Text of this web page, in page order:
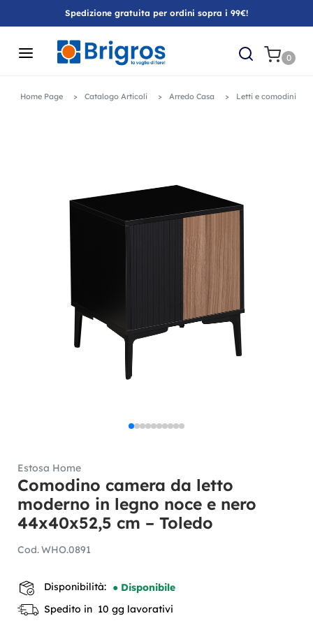
Spedizione gratuita per ordini sopra i 99€!
0
Home Page Catalogo Articoli Arredo Casa Letti e comodini
Estosa Home
Comodino camera da letto
moderno in legno noce e nero
44x40x52,5 cm – Toledo
Cod.WHO.0891
Disponibilità: ● Disponibile
Spedito in 10 gg lavorativi